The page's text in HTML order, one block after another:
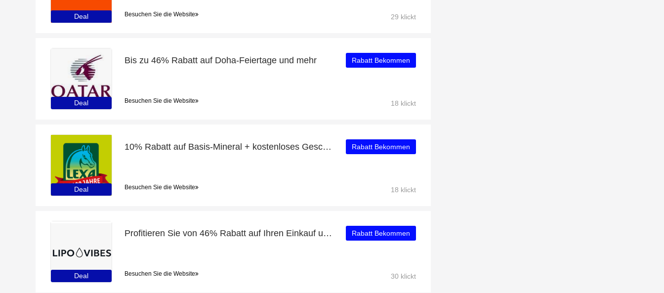
Deal Besuchen Sie die Website 29 klickt
Deal
Bis zu 46% Rabatt auf Doha-Feiertage und mehr
Besuchen Sie die Website
Rabatt Bekommen
18 klickt
Deal
10% Rabatt auf Basis-Mineral + kostenloses Geschenk
Besuchen Sie die Website
Rabatt Bekommen
18 klickt
Deal
Profitieren Sie von 46% Rabatt auf Ihren Einkauf und erhalten Sie ein kostenloses Geschenk
Besuchen Sie die Website
Rabatt Bekommen
30 klickt